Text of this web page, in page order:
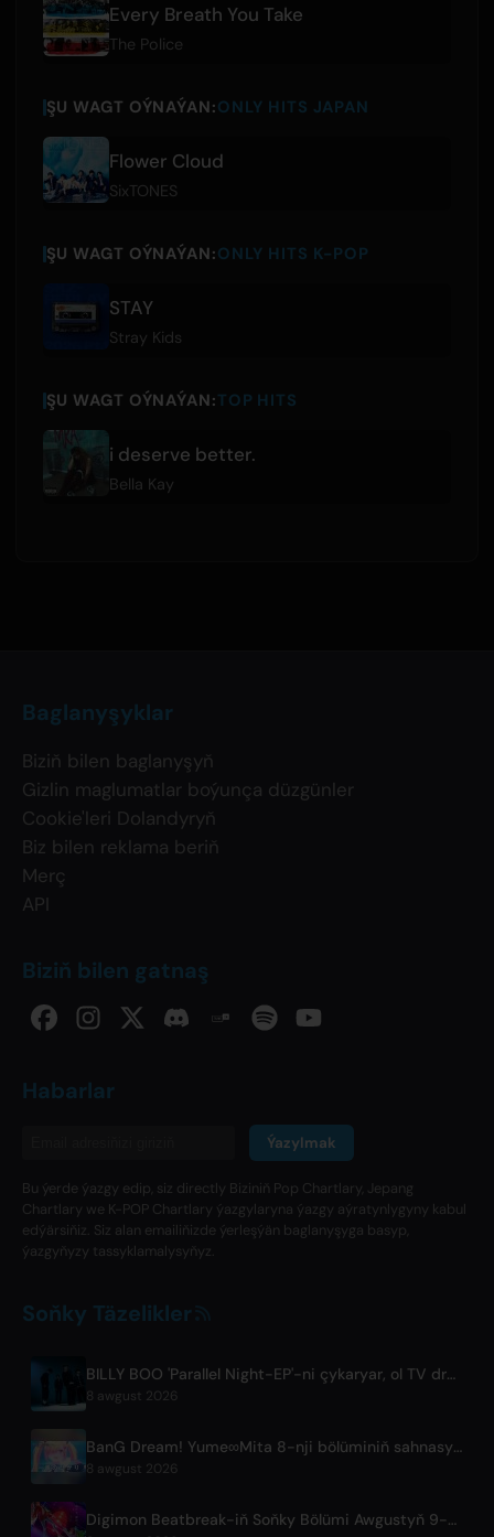
Every Breath You Take
The Police
ŞU WAGT OÝNAÝAN:ONLY HITS JAPAN
Flower Cloud
SixTONES
ŞU WAGT OÝNAÝAN:ONLY HITS K-POP
STAY
Stray Kids
ŞU WAGT OÝNAÝAN:TOP HITS
i deserve better.
Bella Kay
Baglanyşyklar
Biziň bilen baglanyşyň
Gizlin maglumatlar boýunça düzgünler
Cookie'leri Dolandyryň
Biz bilen reklama beriň
Merç
API
Biziň bilen gatnaş
Habarlar
Ýazylmak
Bu ýerde ýazgy edip, siz directly Biziniň Pop Chartlary, Jepang
Chartlary we K-POP Chartlary ýazgylaryna ýazgy aýratynlygyny kabul
edýärsiňiz. Siz alan emailiňizde ýerleşýän baglanyşyga basyp,
ýazgyňyzy tassyklamalysyňyz.
Soňky Täzelikler
BILLY BOO 'Parallel Night-EP'-ni çykaryar, ol TV drama temasy sazyny öz içine alýar
8 awgust 2026
BanG Dream! Yume∞Mita 8-nji bölüminiň sahnasy ýaylym edildi
8 awgust 2026
Digimon Beatbreak-iň Soňky Bölümi Awgustyň 9-ynda Başlaýar, YouTubeda Mugt Bölümler Topary